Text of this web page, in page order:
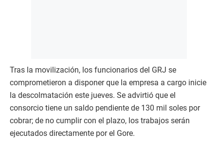
Tras la movilización, los funcionarios del GRJ se
comprometieron a disponer que la empresa a cargo inicie
la descolmatación este jueves. Se advirtió que el
consorcio tiene un saldo pendiente de 130 mil soles por
cobrar; de no cumplir con el plazo, los trabajos serán
ejecutados directamente por el Gore.